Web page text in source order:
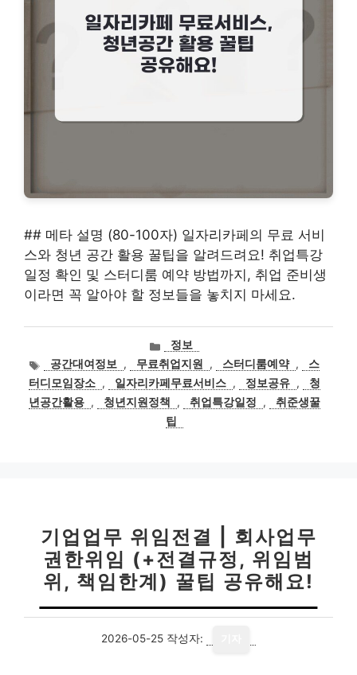
## 메타 설명 (80-100자) 일자리카페의 무료 서비
스와 청년 공간 활용 꿀팁을 알려드려요! 취업특강
일정 확인 및 스터디룸 예약 방법까지, 취업 준비생
이라면 꼭 알아야 할 정보들을 놓치지 마세요.
카
테
고
리
정보
태
그
공간대여정보 , 무료취업지원 , 스터디룸예약 ,
스
터디모임장소 , 일자리카페무료서비스 , 정보공유 ,
청
년공간활용 , 청년지원정책 , 취업특강일정 ,
취준생꿀
팁
기업업무 위임전결 | 회사업무
권한위임 (+전결규정, 위임범
위, 책임한계) 꿀팁 공유해요!
2026-05-25 작성자: